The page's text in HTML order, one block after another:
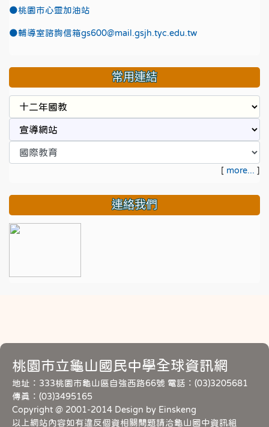
●桃園市心靈加油站
●輔導室諮詢信箱gs600@mail.gsjh.tyc.edu.tw
常用連結
[ more... ]
連絡我們
桃園市立龜山國民中學全球資訊網
地址：333桃園市龜山區自強西路66號 電話：(03)3205681
傳真：(03)3495165
Copyright @ 2001-2014 Design by Einskeng
以上網站內容如有違反個資相關問題請洽龜山國中資訊組